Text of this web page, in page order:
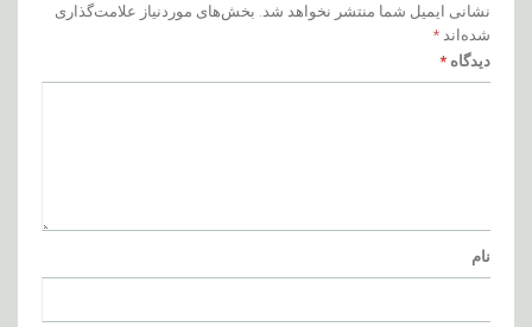
نشانی ایمیل شما منتشر نخواهد شد. بخش‌های موردنیاز علامت‌گذاری
شده‌اند *
دیدگاه *
نام